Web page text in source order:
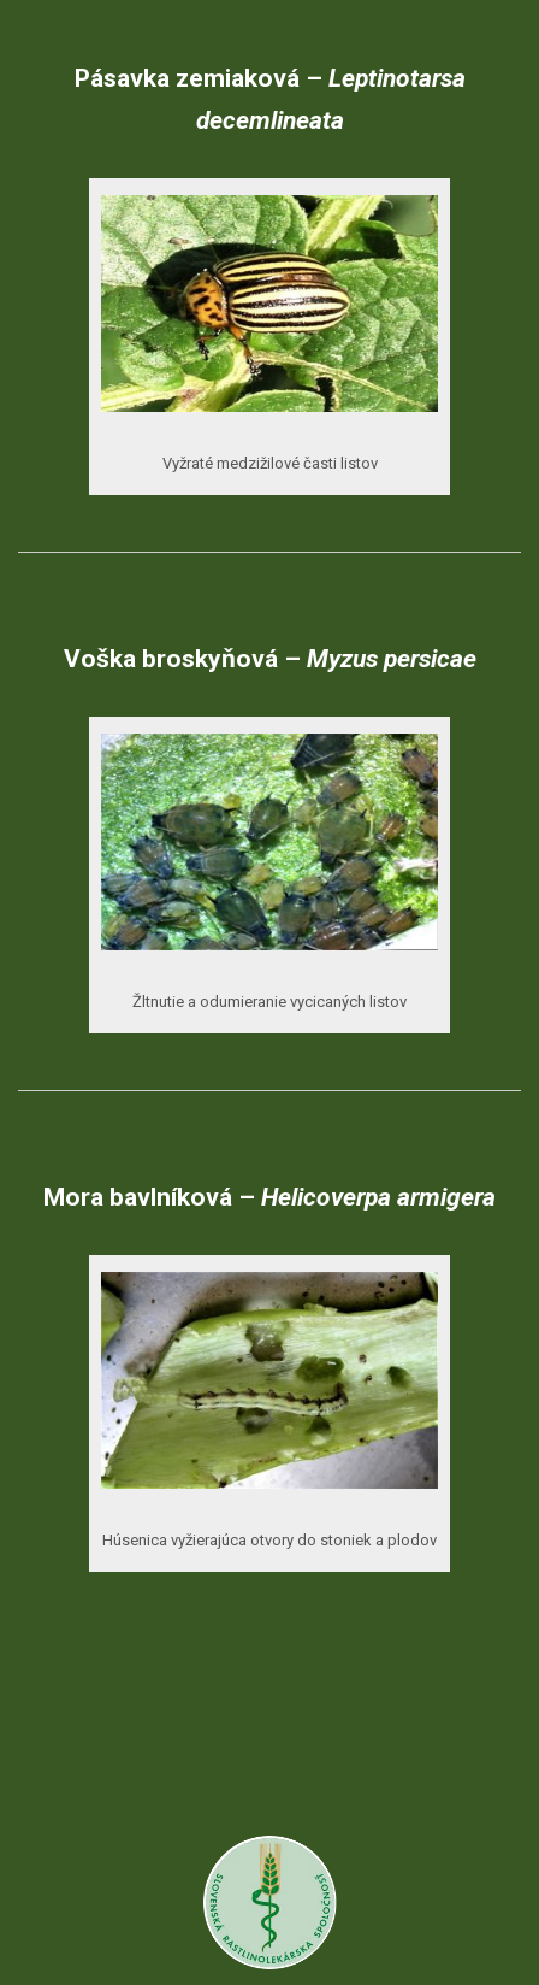
Pásavka zemiaková– Leptinotarsa
decemlineata
Vyžraté medzižilové časti listov
Voška broskyňová– Myzus persicae
Žltnutie a odumieranie vycicaných listov
Mora bavlníková – Helicoverpa armigera
Húsenica vyžierajúca otvory do stoniek a plodov